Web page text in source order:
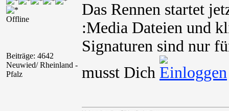
Offline
Beiträge: 4642
Neuwied/ Rheinland -
Pfalz
Das Rennen startet
:Media Dateien und
Signaturen sind nur
musst Dich